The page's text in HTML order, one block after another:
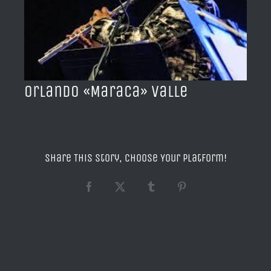
ACERCA DE
CONTACTO
Orlando «Maraca» Valle
Share This Story, Choose Your Platform!
Facebook
X TumblrPinterest